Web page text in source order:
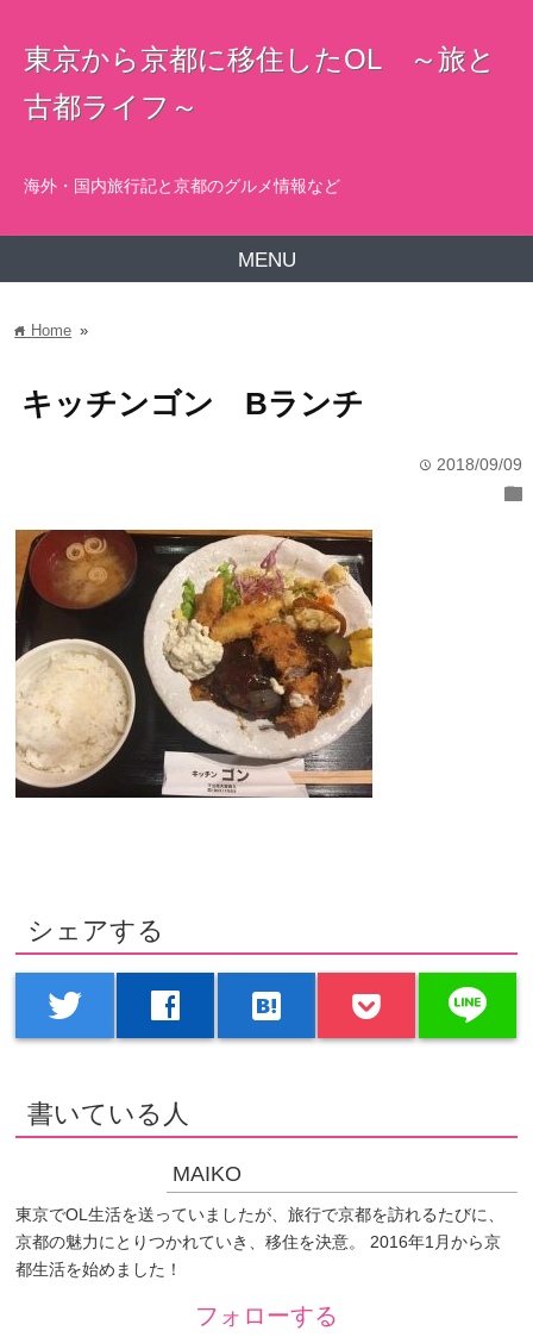
東京から京都に移住したOL ～旅と
古都ライフ～
海外・国内旅行記と京都のグルメ情報など
MENU
home Home »
キッチンゴン Bランチ
time 2018/09/09
folder
シェアする
twitter facebook hatenabookmark line
書いている人
MAIKO
東京でOL生活を送っていましたが、旅行で京都を訪れるたびに、
京都の魅力にとりつかれていき、移住を決意。 2016年1月から京
都生活を始めました！
フォローする